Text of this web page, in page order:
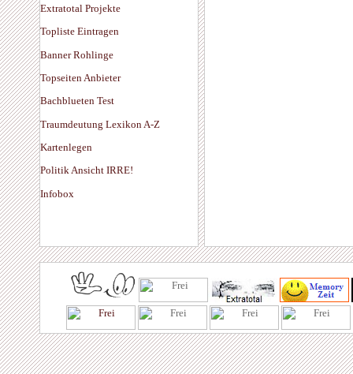
Extratotal Projekte
Topliste Eintragen
Banner Rohlinge
Topseiten Anbieter
Bachblueten Test
Traumdeutung Lexikon A-Z
Kartenlegen
Politik Ansicht IRRE!
Infobox